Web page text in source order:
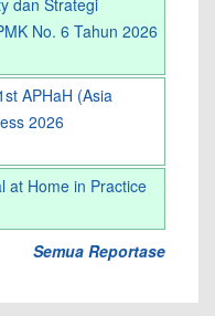
dan Strategi
No. 6 Tahun 2026
APHaH (Asia
2026
at Home in Practice
Semua Reportase